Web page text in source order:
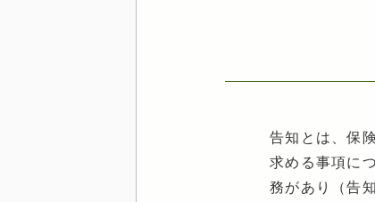
告知とは、保
求める事項に
務があり（告